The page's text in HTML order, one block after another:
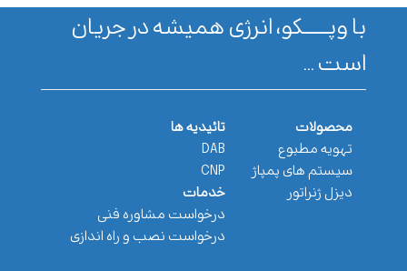
با وپـــــــکو، انرژی همیشه در جریان
است ...
محصولات
تهویه مطبوع
سیستم های پمپاژ
دیزل ژنراتور
تائیدیه ها
DAB
CNP
خدمات
درخواست مشاوره فنی
درخواست نصب و راه اندازی